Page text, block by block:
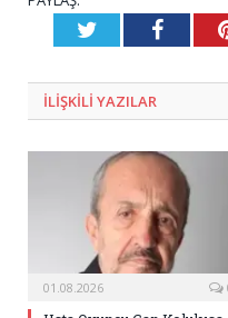
Twitter
ILIŞKILI YAZILAR
01.08.2026